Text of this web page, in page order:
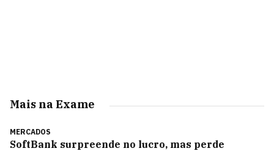
Mais na Exame
MERCADOS
SoftBank surpreende no lucro, mas perde